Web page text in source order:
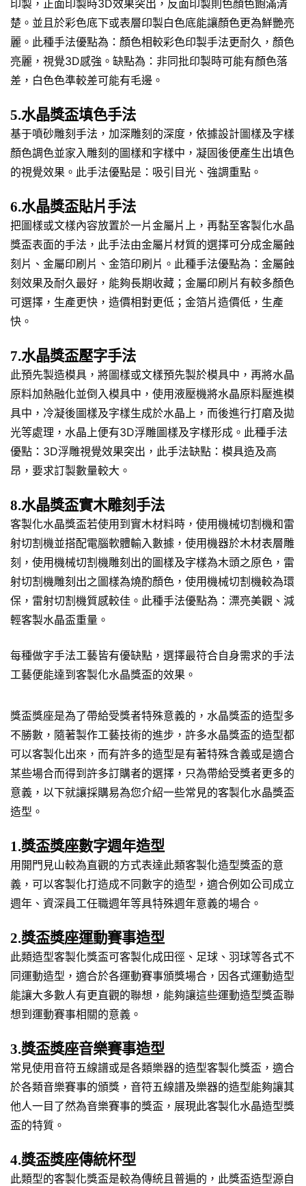
印製，正面印製時3D效果突出，反面印製則色顏色飽滿清
楚。並且於彩色底下或表層印製白色底能讓顏色更為鮮艷亮
麗。此種手法優點為：顏色相較彩色印製手法更耐久，顏色
亮麗，視覺3D感強。缺點為：非同批印製時可能有顏色落
差，白色色準較差可能有毛邊。
5.水晶獎盃填色手法
基于噴砂雕刻手法，加深雕刻的深度，依據設計圖樣及字樣
顏色調色並家入雕刻的圖樣和字樣中，凝固後便產生出填色
的視覺效果。此手法優點是：吸引目光、強調重點。
6.水晶獎盃貼片手法
把圖樣或文樣內容放置於一片金屬片上，再黏至客製化水晶
獎盃表面的手法，此手法由金屬片材質的選擇可分成金屬蝕
刻片、金屬印刷片、金箔印刷片。此種手法優點為：金屬蝕
刻效果及耐久最好，能夠長期收藏；金屬印刷片有較多顏色
可選擇，生產更快，造價相對更低；金箔片造價低，生產
快。
7.水晶獎盃壓字手法
此預先製造模具，將圖樣或文樣預先製於模具中，再將水晶
原料加熱融化並倒入模具中，使用液壓機將水晶原料壓進模
具中，冷凝後圖樣及字樣生成於水晶上，而後進行打磨及拋
光等處理，水晶上便有3D浮雕圖樣及字樣形成。此種手法
優點：3D浮雕視覺效果突出，此手法缺點：模具造及高
昂，要求訂製數量較大。
8.水晶獎盃實木雕刻手法
客製化水晶獎盃若使用到實木材料時，使用機械切割機和雷
射切割機並搭配電腦軟體輸入數據，使用機器於木材表層雕
刻，使用機械切割機雕刻出的圖樣及字樣為木頭之原色，雷
射切割機雕刻出之圖樣為燒酌顏色，使用機械切割機較為環
保，雷射切割機質感較佳。此種手法優點為：漂亮美觀、減
輕客製水晶盃重量。
每種做字手法工藝皆有優缺點，選擇最符合自身需求的手法
工藝便能達到客製化水晶獎盃的效果。
獎盃獎座是為了帶給受獎者特殊意義的，水晶獎盃的造型多
不勝數，隨著製作工藝技術的進步，許多水晶獎盃的造型都
可以客製化出來，而有許多的造型是有著特殊含義或是適合
某些場合而得到許多訂購者的選擇，只為帶給受獎者更多的
意義，以下就讓採購易為您介紹一些常見的客製化水晶獎盃
造型。
1.獎盃獎座數字週年造型
用開門見山較為直觀的方式表達此類客製化造型獎盃的意
義，可以客製化打造成不同數字的造型，適合例如公司成立
週年、資深員工任職週年等具特殊週年意義的場合。
2.獎盃獎座運動賽事造型
此類造型客製化獎盃可客製化成田徑、足球、羽球等各式不
同運動造型，適合於各運動賽事頒獎場合，因各式運動造型
能讓大多數人有更直觀的聯想，能夠讓這些運動造型獎盃聯
想到運動賽事相關的意義。
3.獎盃獎座音樂賽事造型
常見使用音符五線譜或是各類樂器的造型客製化獎盃，適合
於各類音樂賽事的頒獎，音符五線譜及樂器的造型能夠讓其
他人一目了然為音樂賽事的獎盃，展現此客製化水晶造型獎
盃的特質。
4.獎盃獎座傳統杯型
此類型的客製化獎盃是較為傳統且普遍的，此獎盃造型源自